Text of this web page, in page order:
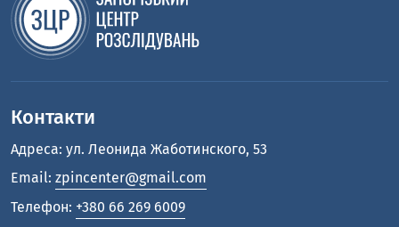
Контакти
Адреса: ул. Леонида Жаботинского, 53
Email: zpincenter@gmail.com
Телефон: +380 66 269 6009